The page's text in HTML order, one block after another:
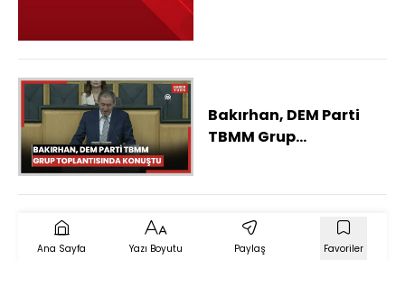
Bakırhan, DEM Parti
TBMM Grup
Ana Sayfa Yazı Boyutu Paylaş Favoriler